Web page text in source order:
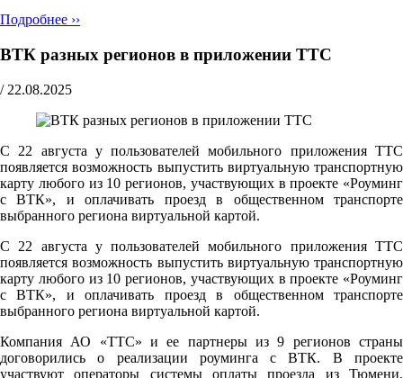
Подробнее ››
ВТК разных регионов в приложении ТТС
/ 22.08.2025
С 22 августа у пользователей мобильного приложения ТТС
появляется возможность выпустить виртуальную транспортную
карту любого из 10 регионов, участвующих в проекте «Роуминг
с ВТК», и оплачивать проезд в общественном транспорте
выбранного региона виртуальной картой.
С 22 августа у пользователей мобильного приложения ТТС
появляется возможность выпустить виртуальную транспортную
карту любого из 10 регионов, участвующих в проекте «Роуминг
с ВТК», и оплачивать проезд в общественном транспорте
выбранного региона виртуальной картой.
Компания АО «ТТС» и ее партнеры из 9 регионов страны
договорились о реализации роуминга с ВТК. В проекте
участвуют операторы системы оплаты проезда из Тюмени,